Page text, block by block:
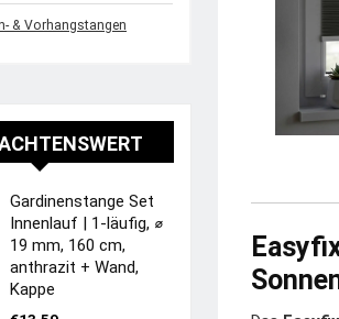
& Vorhangstangen
Gardinenstange Set
Innenlauf | 1-läufig, ⌀
19 mm, 160 cm,
anthrazit + Wand,
Kappe